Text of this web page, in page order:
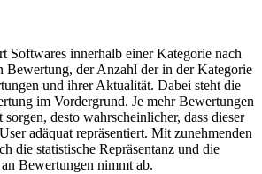
Dashboard: Einfacher Zugriff auf
und Analysen.
Softwares innerhalb einer Kategorie nach
Bewertung, der Anzahl der in der Kategorie
und ihrer Aktualität. Dabei steht die
im Vordergrund. Je mehr Bewertungen
desto wahrscheinlicher, dass dieser
adäquat repräsentiert. Mit zunehmenden
die statistische Repräsentanz und die
Bewertungen nimmt ab.